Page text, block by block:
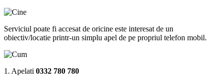
Serviciul poate fi accesat de oricine este interesat de un
obiectiv/locatie printr-un simplu apel de pe propriul telefon mobil.
1. Apelati 0332 780 780